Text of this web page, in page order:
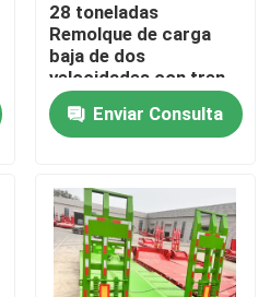
28 toneladas
Remolque de carga
baja de dos
velocidades con tren
de aterrizaje
12500*3000*1750mm
Enviar Consulta